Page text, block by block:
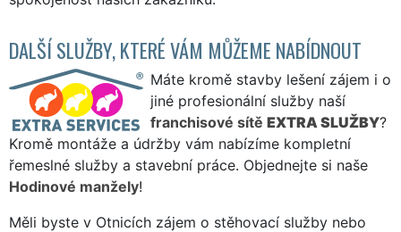
DALŠÍ SLUŽBY, KTERÉ VÁM MŮŽEME NABÍDNOUT
Máte kromě stavby lešení zájem i o
jiné profesionální služby naší
franchisové sítě EXTRA SLUŽBY?
Kromě montáže a údržby vám nabízíme kompletní
řemeslné služby a stavební práce. Objednejte si naše
Hodinové manžely!
Měli byste v Otnicích zájem o stěhovací služby nebo